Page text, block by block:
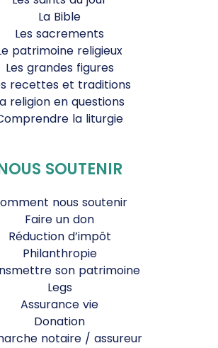
La Bible
Les sacrements
patrimoine religieux
Les grandes figures
recettes et traditions
religion en questions
la liturgie
SOUTENIR
nous soutenir
Faire un don
Réduction d’impôt
Philanthropie
son patrimoine
Legs
Assurance vie
Donation
notaire / assureur